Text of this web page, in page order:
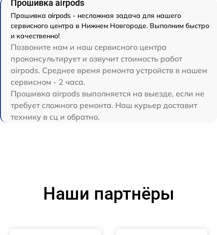
Прошивка airpods
Прошивка airpods - несложная задача для нашего
сервисного центра в Нижнем Новгороде. Выполним быстро
и качественно!
Позвоните нам и наш сервисного центра
проконсультирует и озвучит стоимость работ
airpods. Среднее время ремонта устройств в нашем
сервисном - 2 часа.
Прошивка airpods выполняется на выезде, если не
требует сложного ремонта. Наш курьер доставит
технику в сц и обратно.
Наши партнёры